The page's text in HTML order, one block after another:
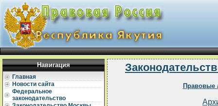
Навигация
Главная
Новости сайта
Федеральное
законодательство
Правовые